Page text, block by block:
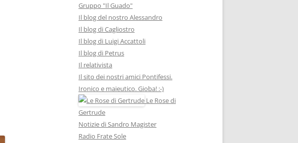
Gruppo "Il Guado"
Il blog del nostro Alessandro
Il blog di Cagliostro
Il blog di Luigi Accattoli
Il blog di Petrus
Il relativista
Il sito dei nostri amici Pontifessi.
Ironico e maieutico. Gioba! :-)
Le Rose di
Gertrude
Notizie di Sandro Magister
Radio Frate Sole